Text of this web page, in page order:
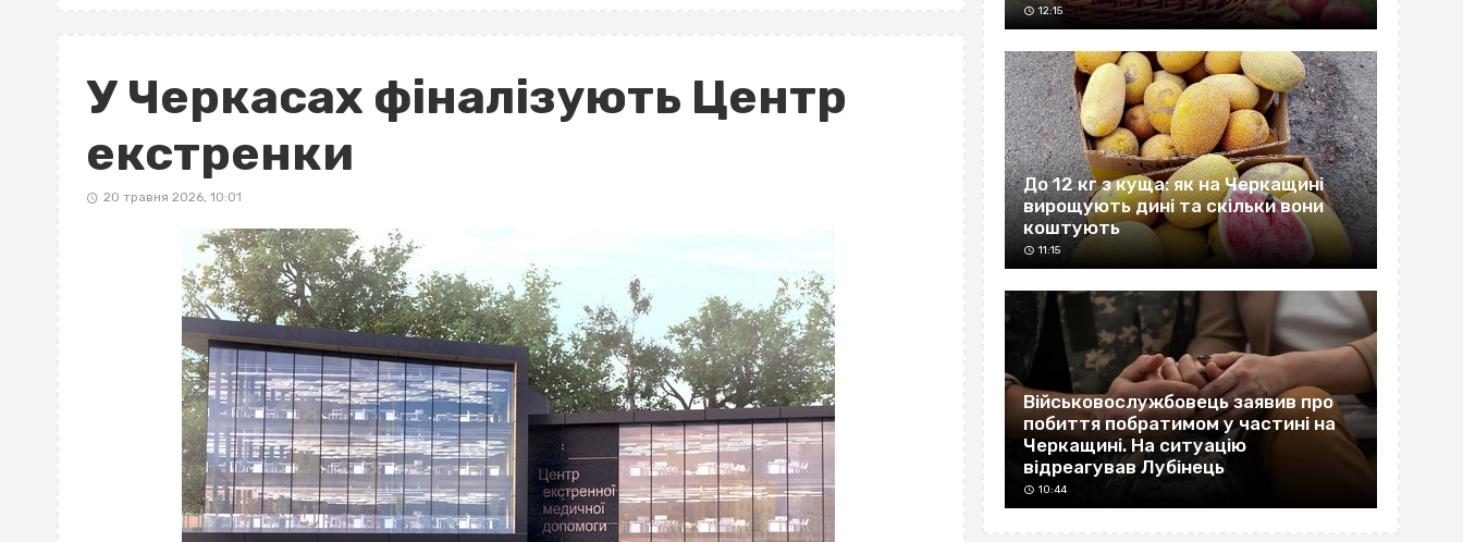
У Черкасах фіналізують Центр
екстренки
20 травня 2026, 10:01
12:15
До 12 кг з куща: як на Черкащині
вирощують дині та скільки вони
коштують
11:15
Військовослужбовець заявив про
побиття побратимом у частині на
Черкащині. На ситуацію
відреагував Лубінець
10:44